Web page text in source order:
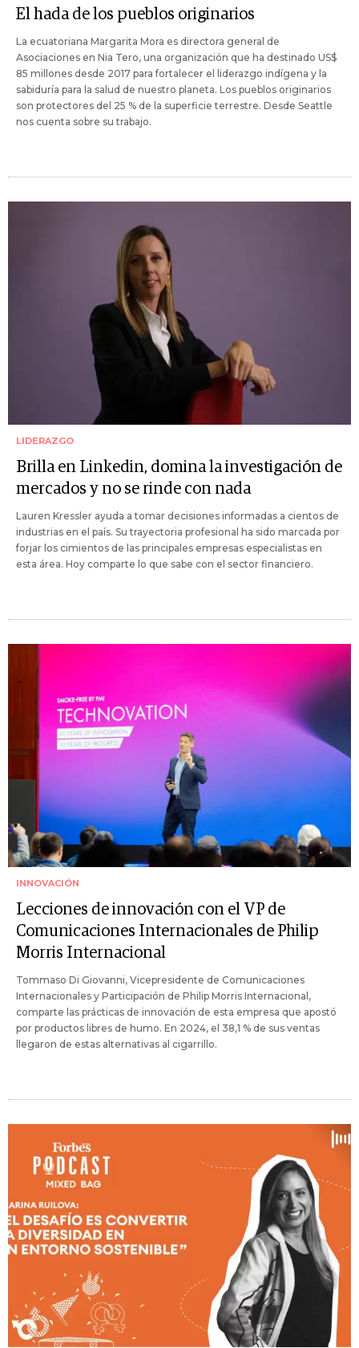
El hada de los pueblos originarios
La ecuatoriana Margarita Mora es directora general de
Asociaciones en Nia Tero, una organización que ha destinado US$
85 millones desde 2017 para fortalecer el liderazgo indígena y la
sabiduría para la salud de nuestro planeta. Los pueblos originarios
son protectores del 25 % de la superficie terrestre. Desde Seattle
nos cuenta sobre su trabajo.
LIDERAZGO
Brilla en Linkedin, domina la investigación de
mercados y no se rinde con nada
Lauren Kressler ayuda a tomar decisiones informadas a cientos de
industrias en el país. Su trayectoria profesional ha sido marcada por
forjar los cimientos de las principales empresas especialistas en
esta área. Hoy comparte lo que sabe con el sector financiero.
INNOVACIÓN
Lecciones de innovación con el VP de
Comunicaciones Internacionales de Philip
Morris Internacional
Tommaso Di Giovanni, Vicepresidente de Comunicaciones
Internacionales y Participación de Philip Morris Internacional,
comparte las prácticas de innovación de esta empresa que apostó
por productos libres de humo. En 2024, el 38,1 % de sus ventas
llegaron de estas alternativas al cigarrillo.